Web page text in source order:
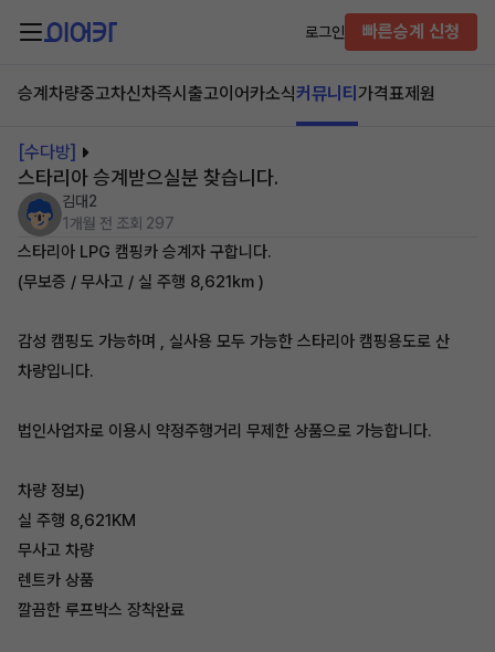
로그인 빠른승계 신청
승계차량중고차신차즉시출고이어카소식커뮤니티 가격표제원
[수다방]
스타리아 승계받으실분 찾습니다.
김대2
1개월 전 조회 297
스타리아 LPG 캠핑카 승계자 구합니다.
(무보증 / 무사고 / 실 주행 8,621km )
감성 캠핑도 가능하며 , 실사용 모두 가능한 스타리아 캠핑용도로 산
차량입니다.
법인사업자로 이용시 약정주행거리 무제한 상품으로 가능합니다.
차량 정보)
실 주행 8,621KM
무사고 차량
렌트카 상품
깔끔한 루프박스 장착완료